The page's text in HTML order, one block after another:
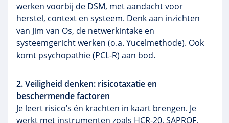
werken voorbij de DSM, met aandacht voor
herstel, context en systeem. Denk aan inzichten
van Jim van Os, de netwerkintake en
systeemgericht werken (o.a. Yucelmethode). Ook
komt psychopathie (PCL-R) aan bod.
2. Veiligheid denken: risicotaxatie en
beschermende factoren
Je leert risico’s én krachten in kaart brengen. Je
werkt met instrumenten zoals HCR-20, SAPROF,